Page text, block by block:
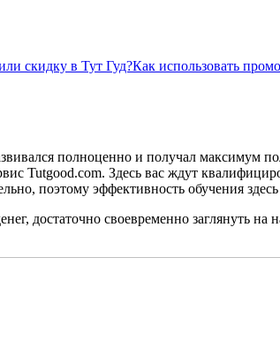
скидку в Тут Гуд?Как использовать
полноценно и получал максимум
Tutgood.com. Здесь вас ждут
поэтому эффективность обучения
достаточно своевременно заглянуть